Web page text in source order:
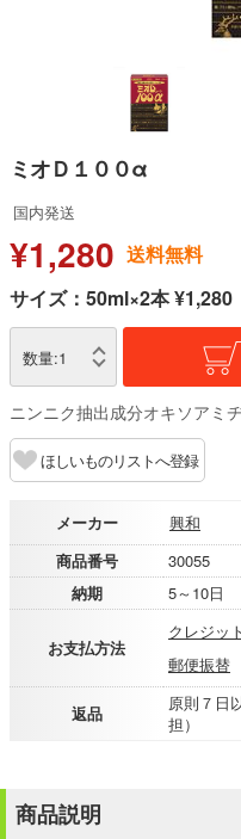
ミオＤ１００α
国内発送
¥1,280 送料無料
サイズ：50ml×2本 ¥1,280
数量:1
ニンニク抽出成分オキソアミ
ほしいものリストへ登録
メーカー
興和
商品番号
30055
納期
5～10日
お支払方法
クレジッ
郵便振替
返品
原則７日
担）
商品説明